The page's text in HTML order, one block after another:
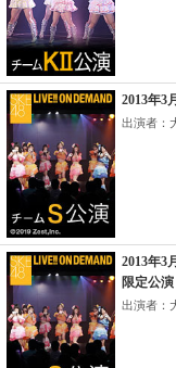
2013年3
出演者：
2013年3
限定公演
出演者：